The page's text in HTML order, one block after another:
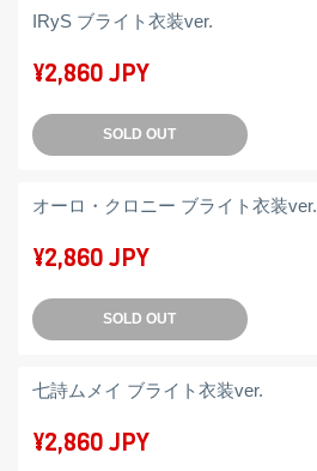
IRyS ブライト衣装ver.
¥2,860 JPY
SOLD OUT
オーロ・クロニー ブライト衣装ver.
¥2,860 JPY
SOLD OUT
七詩ムメイ ブライト衣装ver.
¥2,860 JPY